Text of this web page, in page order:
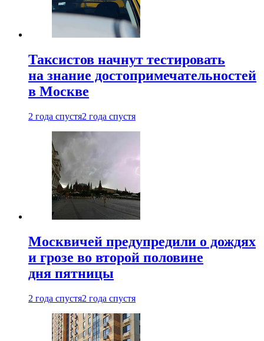
Таксистов начнут тестировать
на знание достопримечательностей
в Москве
2 года спустя2 года спустя
Москвичей предупредили о дождях
и грозе во второй половине
дня пятницы
2 года спустя2 года спустя